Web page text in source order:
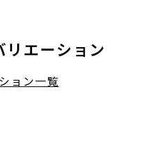
リエーション
ョン一覧